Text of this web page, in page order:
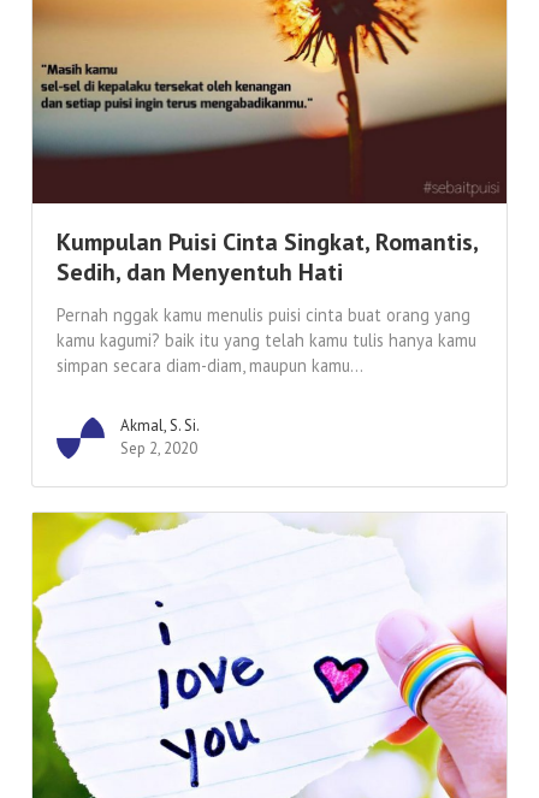
Kumpulan Puisi Cinta Singkat, Romantis,
Sedih, dan Menyentuh Hati
Pernah nggak kamu menulis puisi cinta buat orang yang
kamu kagumi? baik itu yang telah kamu tulis hanya kamu
simpan secara diam-diam, maupun kamu...
Akmal, S. Si.
Sep 2, 2020